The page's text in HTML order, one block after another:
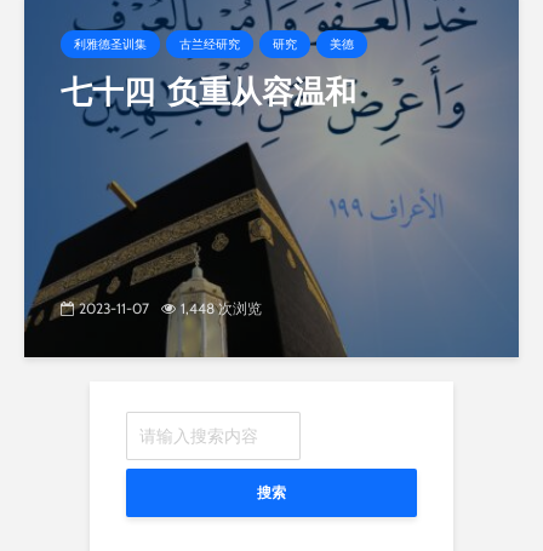
利雅德圣训集 古兰经研究 研究 美德
七十四 负重从容温和
2023-11-07 1,448 次浏览
搜索